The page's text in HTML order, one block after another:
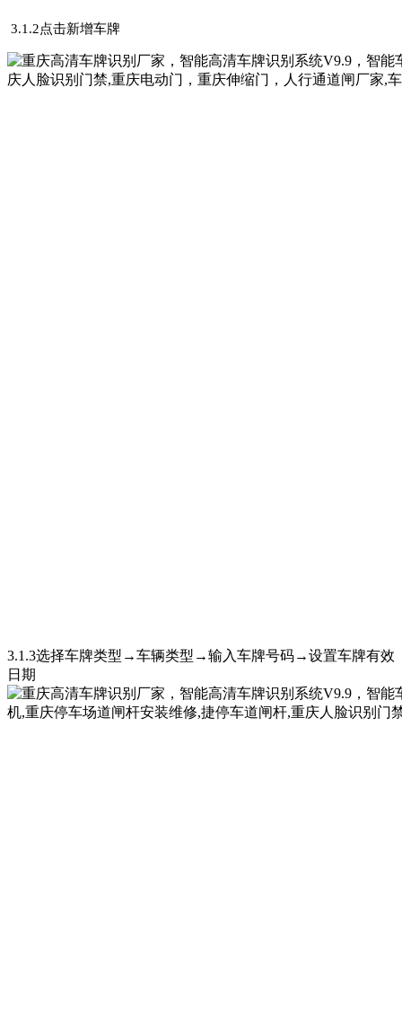
3.1.2点击新增车牌
3.1.3选择车牌类型 →车辆类型 →输入车牌号码→设置车牌有效
日期